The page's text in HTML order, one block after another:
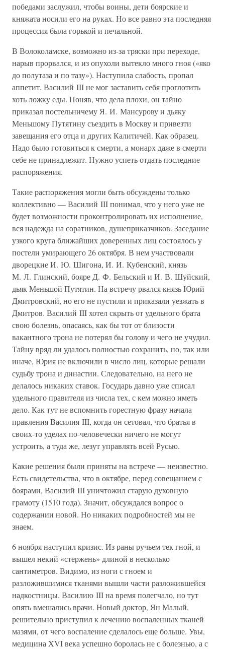
победами заслужил, чтобы воины, дети боярские и
княжата носили его на руках. Но все равно эта последняя
процессия была горькой и печальной.
В Волоколамске, возможно из-за тряски при переходе,
нарыв прорвался, и из опухоли вытекло много гноя («яко
до полутаза и по тазу»). Наступила слабость, пропал
аппетит. Василий III не мог заставить себя проглотить
хоть ложку еды. Поняв, что дела плохи, он тайно
приказал постельничему Я. И. Мансурову и дьяку
Меньшому Путятину съездить в Москву и привезти
завещания его отца и других Калитичей. Как образец.
Надо было готовиться к смерти, а монарх даже в смерти
себе не принадлежит. Нужно успеть отдать последние
распоряжения.
Такие распоряжения могли быть обсуждены только
коллективно — Василий III понимал, что у него уже не
будет возможности проконтролировать их исполнение,
вся надежда на соратников, душеприказчиков. Заседание
узкого круга ближайших доверенных лиц состоялось у
постели умирающего 26 октября. В нем участвовали
дворецкие И. Ю. Шигона, И. И. Кубенский, князь
М. Л. Глинский, бояре Д. Ф. Бельский и И. В. Шуйский,
дьяк Меньшой Путятин. На встречу рвался князь Юрий
Дмитровский, но его не пустили и приказали уезжать в
Дмитров. Василий III хотел скрыть от удельного брата
свою болезнь, опасаясь, как бы тот от близости
вакантного трона не потерял бы голову и чего не учудил.
Тайну вряд ли удалось полностью сохранить, но, так или
иначе, Юрия не включили в число лиц, которые решали
судьбу трона и династии. Следовательно, на него не
делалось никаких ставок. Государь давно уже списал
удельного правителя из числа тех, с кем можно иметь
дело. Как тут не вспомнить горестную фразу начала
правления Василия III, когда он сетовал, что братья в
своих-то уделах по-человечески ничего не могут
устроить, а туда же, лезут управлять всей Русью.
Какие решения были приняты на встрече — неизвестно.
Есть свидетельства, что в октябре, перед совещанием с
боярами, Василий III уничтожил старую духовную
грамоту (1510 года). Значит, обсуждался вопрос о
содержании новой. Но никаких подробностей мы не
знаем.
6 ноября наступил кризис. Из раны ручьем тек гной, и
вышел некий «стержень» длиной в несколько
сантиметров. Видимо, из ноги с гноем и
разложившимися тканями вышли части разложившейся
надкостницы. Василию III на время полегчало, но тут
опять вмешались врачи. Новый доктор, Ян Малый,
решительно приступил к лечению воспаленных тканей
мазями, от чего воспаление сделалось еще больше. Увы,
медицина XVI века успешно боролась не с болезнью, а с